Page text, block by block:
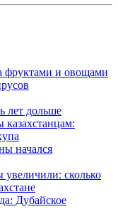
фруктами и овощами
лет дольше
казахстанцам:
начался
сколько
Дубайское